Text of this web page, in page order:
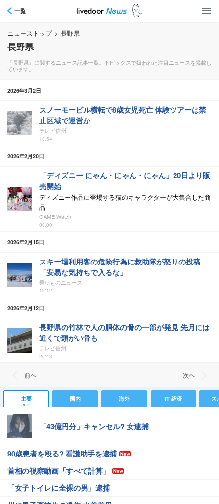
一覧
ニューストップ > 長野県
長野県
『長野県』に関するニュース記事一覧。トピックスで扱われた注目ニュースを掲載し
ています。
2026年3月2日
スノーモービル横転で8歳女児死亡 体験ツアーは禁
止区域で運営か
テレビ信州
18:54
2026年2月20日
「ディズニー にゃん・にゃん・にゃん」20日より販
売開始
ディズニー作品に登場する猫のキャラクターが大集合した商
品
GAME Watch
00:00
2026年2月15日
スキー場利用客の危険行為に救助隊が怒りの投稿
「安易な気持ちで入るな」
乗りものニュース
19:12
2026年2月12日
長野県の竹林で人の胴体の骨の一部が発見 先月には
近くで頭がい骨も
テレビ信州
20:43
前ヘ 次ヘ
主要 国内 海外 IT 経済 ス
「43億円分」キャンセル? 女逮捕
90歳患者を殴る? 看護助手を逮捕
首相の視察動画「すべて計算」
「女子トイレに全裸の男」逮捕